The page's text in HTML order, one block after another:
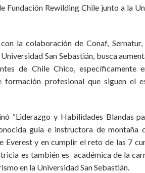
Fundación Rewilding Chile junto a la
la colaboración de Conaf, Sernatur,
San Sebastián, busca
de Chile Chico, específicamente
formación profesional que siguen el
“Liderazgo y Habilidades Blandas
guía e instructora de montaña
Everest y en cumplir el reto de las 7
es también es académica de la
en la Universidad San Sebastián.